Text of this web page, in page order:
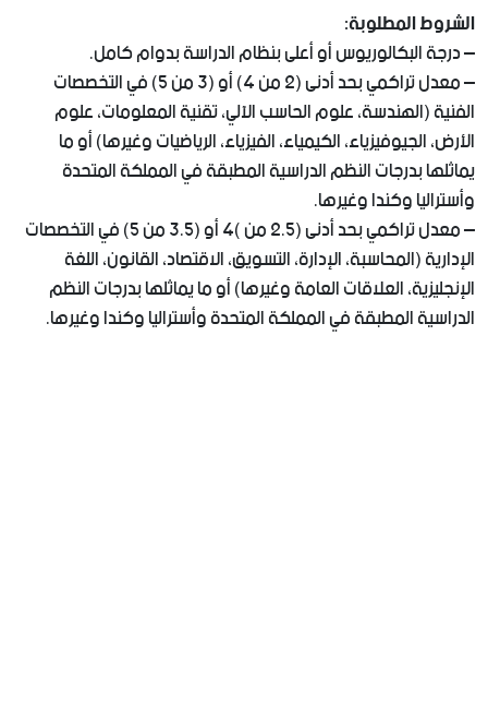
الشروط المطلوبة:
– درجة البكالوريوس أو أعلى بنظام الدراسة بدوام كامل.
– معدل تراكمي بحد أدنى (2 من 4) أو (3 من 5) في التخصصات
الفنية (الهندسة، علوم الحاسب الآلي، تقنية المعلومات، علوم
الأرض، الجيوفيزياء، الكيمياء، الفيزياء، الرياضيات وغيرها) أو ما
يماثلها بدرجات النظم الدراسية المطبقة في المملكة المتحدة
وأستراليا وكندا وغيرها.
– معدل تراكمي بحد أدنى (2.5 من )4 أو (3.5 من 5) في التخصصات
الإدارية (المحاسبة، الإدارة، التسويق، الاقتصاد، القانون، اللغة
الإنجليزية، العلاقات العامة وغيرها) أو ما يماثلها بدرجات النظم
الدراسية المطبقة في المملكة المتحدة وأستراليا وكندا وغيرها.